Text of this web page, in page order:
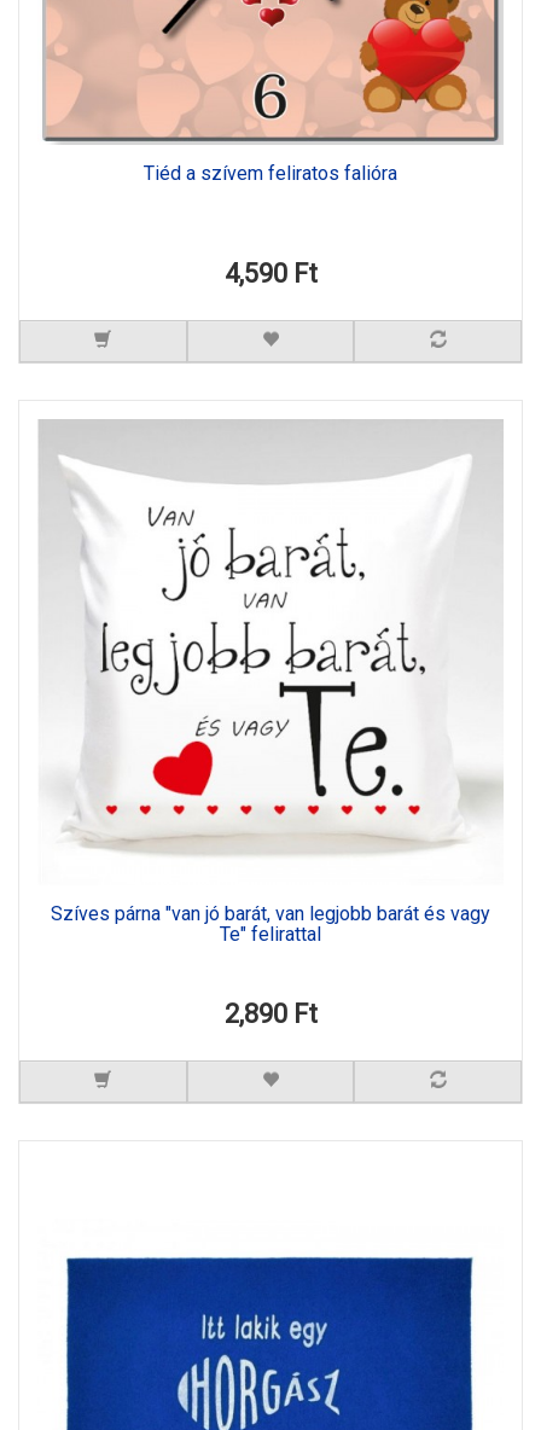
Tiéd a szívem feliratos falióra
4,590 Ft
Szíves párna "van jó barát, van legjobb barát és vagy
Te" felirattal
2,890 Ft